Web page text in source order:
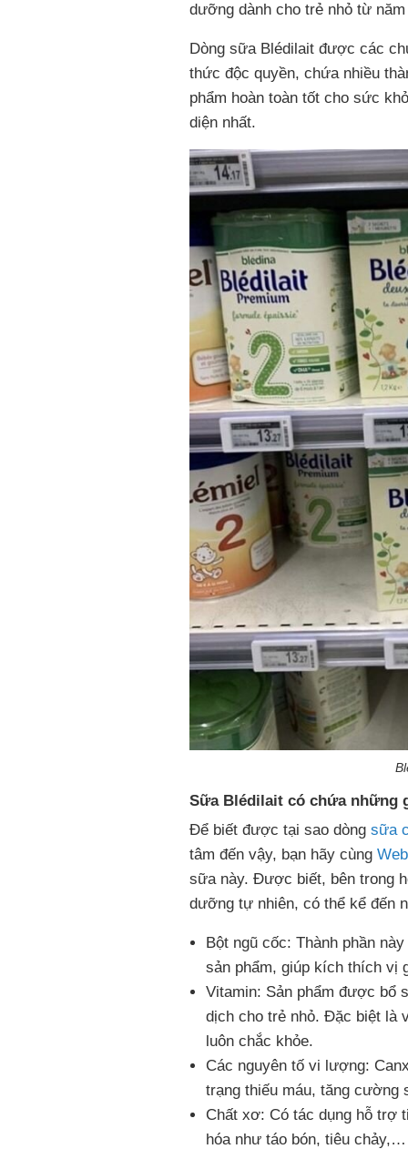
dưỡng dành cho trẻ nhỏ từ
Dòng sữa Blédilait được các
thức độc quyền, chứa nhiều
phẩm hoàn toàn tốt cho sức
diện nhất.
Sữa Blédilait có chứa những
Để biết được tại sao dòng sữa
tâm đến vậy, bạn hãy cùng
sữa này. Được biết, bên trong
dưỡng tự nhiên, có thể kể đến
Bột ngũ cốc: Thành phần
sản phẩm, giúp kích thích vị
Vitamin: Sản phẩm được bổ
dịch cho trẻ nhỏ. Đặc biệt là
luôn chắc khỏe.
Các nguyên tố vi lượng:
trạng thiếu máu, tăng
Chất xơ: Có tác dụng hỗ trợ
hóa như táo bón, tiêu